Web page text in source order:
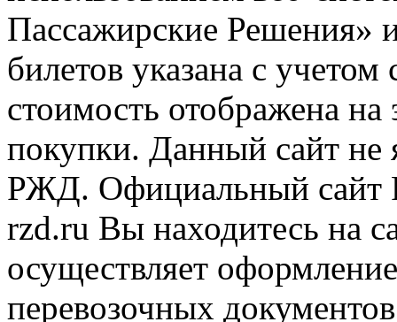
Пассажирские
билетов указана с
стоимость отображена
покупки. Данный сайт не
РЖД. Официальный сайт
rzd.ru Вы находитесь на
осуществляет
перевозочных